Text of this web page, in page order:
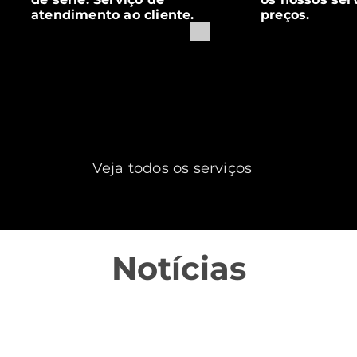
atendimento ao cliente.
preços.
Veja todos os serviços
Notícias